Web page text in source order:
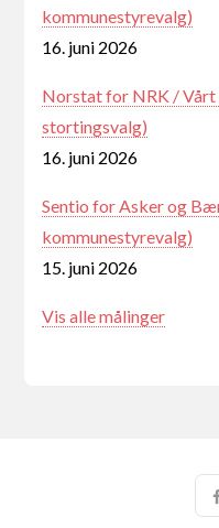
kommunestyrevalg)
16. juni 2026
Norstat for NRK / Vårt
stortingsvalg)
16. juni 2026
Sentio for Asker og
kommunestyrevalg)
15. juni 2026
Vis alle målinger